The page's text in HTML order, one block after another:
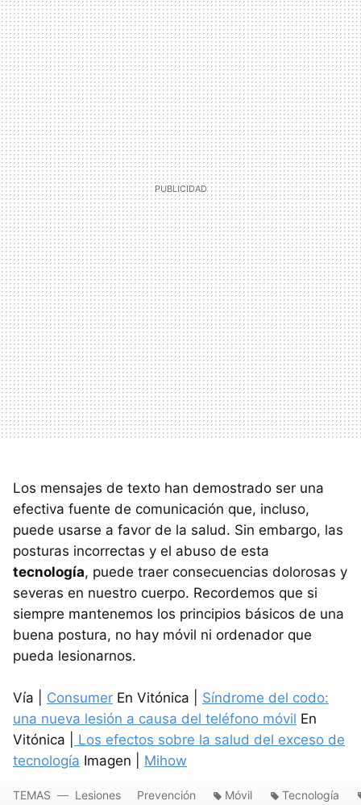
Los mensajes de texto han demostrado ser una
efectiva fuente de comunicación que, incluso,
puede usarse a favor de la salud. Sin embargo, las
posturas incorrectas y el abuso de esta
tecnología, puede traer consecuencias dolorosas y
severas en nuestro cuerpo. Recordemos que si
siempre mantenemos los principios básicos de una
buena postura, no hay móvil ni ordenador que
pueda lesionarnos.
Vía | Consumer En Vitónica | Síndrome del codo:
una nueva lesión a causa del teléfono móvil En
Vitónica |
Los efectos sobre la salud del exceso de
tecnología Imagen | Mihow
TEMAS Lesiones Prevención Móvil Tecnología